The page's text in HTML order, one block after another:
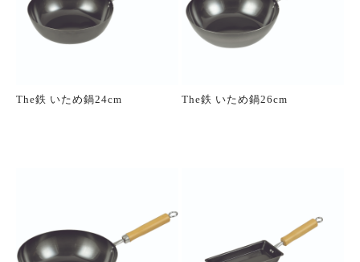
The鉄 いため鍋24cm The鉄 いため鍋26cm